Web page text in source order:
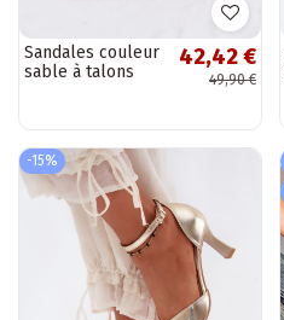
Sandales couleur
sable à talons
42,42 €
49,90 €
-15%